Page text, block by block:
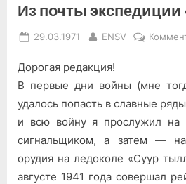
Из почты экспедиции
Posted
29.03.1971 By
ENSV
Дорогая редакция!
В первые дни войны (мне
удалось попасть в славные
и всю войну я прослужил на
сигнальщиком, а затем —
орудия на ледоколе «Суур
августе 1941 года совершал